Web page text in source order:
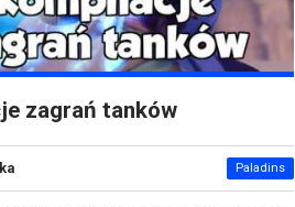
zagrań tanków
Paladins